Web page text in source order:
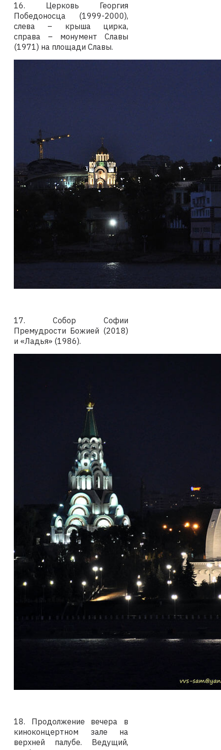
16. Церковь Георгия
Победоносца (1999-2000),
слева – крыша цирка,
справа – монумент Славы
(1971) на площади Славы.
17. Собор Софии
Премудрости Божией (2018)
и «Ладья» (1986).
18. Продолжение вечера в
киноконцертном зале на
верхней палубе. Ведущий,